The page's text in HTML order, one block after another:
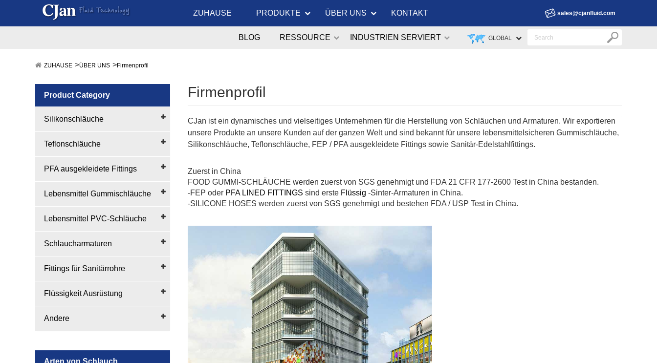
ZUHAUSE PRODUKTE ÜBER UNS KONTAKT sales@cjanfluid.com
GLOBAL
BLOG RESSOURCE INDUSTRIEN SERVIERT
ZUHAUSE ÜBER UNS Firmenprofil
Product Category
Silikonschläuche
Teflonschläuche
PFA ausgekleidete Fittings
Lebensmittel Gummischläuche
Lebensmittel PVC-Schläuche
Schlaucharmaturen
Fittings für Sanitärrohre
Flüssigkeit Ausrüstung
Andere
Arten von Schlauch
Firmenprofil
CJan ist ein dynamisches und vielseitiges Unternehmen für die Herstellung von Schläuchen und Armaturen. Wir exportieren
unsere Produkte an unsere Kunden auf der ganzen Welt und sind bekannt für unsere lebensmittelsicheren Gummischläuche,
Silikonschläuche, Teflonschläuche, FEP / PFA ausgekleidete Fittings sowie Sanitär-Edelstahlfittings.
Zuerst in China
FOOD GUMMI-SCHLÄUCHE werden zuerst von SGS genehmigt und FDA 21 CFR 177-2600 Test in China bestanden.
-FEP oder PFA LINED FITTINGS sind erste Flüssig -Sinter-Armaturen in China.
-SILICONE HOSES werden zuerst von SGS genehmigt und bestehen FDA / USP Test in China.